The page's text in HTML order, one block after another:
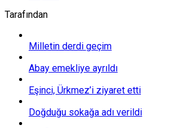
Tarafından
Milletin derdi geçim
Abay emekliye ayrıldı
Eşinci, Ürkmez’i ziyaret etti
Doğduğu sokağa adı verildi